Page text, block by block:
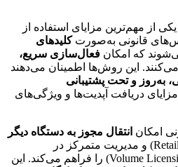
یکی از مهم‌ترین مزایای استفاده از
قانونی به‌صورتکلیدهای
که امکان فعال‌سازی سریع،
این روش‌ها اطمینان می‌دهند
به‌روز و تحت پشتیبانی
مزایای دریافت آپدیت‌ها و ویژگی‌های
امکان انتقال مجوز به دستگاه دیگر
(در صورت استفاده از نسخه Retail) و مدیریت متمرکز در
محیط‌های سازمانی (برای Volume Licensing) را فراهم می‌کند. این